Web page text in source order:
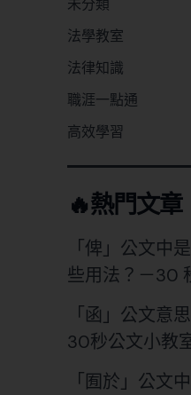
未分類
法學教室
法律知識
職涯一點通
高效學習
🔥熱門文章
「俾」公文中
些用法？－30
「函」公文意
30秒公文小教
「囿於」公文